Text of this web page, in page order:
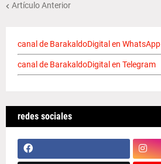
Artículo Anterior
canal de BarakaldoDigital en WhatsApp
canal de BarakaldoDigital en Telegram
redes sociales